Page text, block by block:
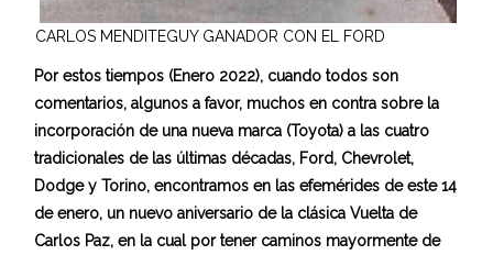
CARLOS MENDITEGUY GANADOR CON EL FORD
Por estos tiempos (Enero 2022), cuando todos son
comentarios, algunos a favor, muchos en contra sobre la
incorporación de una nueva marca (Toyota) a las cuatro
tradicionales de las últimas décadas, Ford, Chevrolet,
Dodge y Torino, encontramos en las efemérides de este 14
de enero, un nuevo aniversario de la clásica Vuelta de
Carlos Paz, en la cual por tener caminos mayormente de